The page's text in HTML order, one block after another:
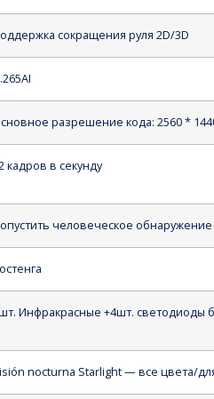
сокращения руля 2D/3D
разрешение кода: 2560 *
кадров в секунду
человеческое обнаружение
Инфракрасные +4шт. светодиоды
nocturna Starlight — все цвета/